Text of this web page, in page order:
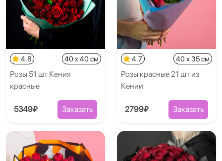
4.8 40 x 40 см
Розы 51 шт Кения
красные
5349₽ Заказать
4.7 40 x 35 см
Розы красные 21 шт из
Кении
2799₽ Заказать